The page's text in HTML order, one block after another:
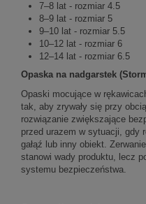
7–8 lat - rozmiar 4.5
8–9 lat - rozmiar 5
9–10 lat - rozmiar 5.5
10–12 lat - rozmiar 6
12–14 lat - rozmiar 6.5
Opaska na nadgarstek
Opaski mocujące w
tak, aby zrywały się przy
rozwiązanie zwiększające
przed urazem w sytuacji, gdy
gałąź lub inny obiekt.
stanowi wady produktu, lecz
systemu bezpieczeństwa.